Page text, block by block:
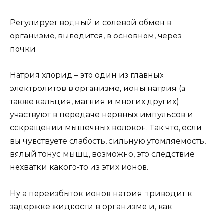
Регулирует водный и солевой обмен в
организме, выводится, в основном, через
почки.
Натрия хлорид – это один из главных
электролитов в организме, ионы натрия (а
также кальция, магния и многих других)
участвуют в передаче нервных импульсов и
сокращении мышечных волокон. Так что, если
вы чувствуете слабость, сильную утомляемость,
вялый тонус мышц, возможно, это следствие
нехватки какого-то из этих ионов.
Ну а переизбыток ионов натрия приводит к
задержке жидкости в организме и, как